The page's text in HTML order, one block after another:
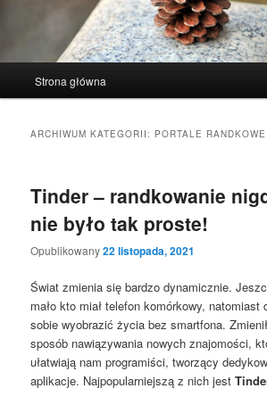
Strona główna
ARCHIWUM KATEGORII: PORTALE RANDKOWE
Tinder – randkowanie
nie było tak proste!
Opublikowany22 listopada, 2021
Świat zmienia się bardzo dynamicznie.
mało kto miał telefon komórkowy, natomiast
sobie wyobrazić życia bez smartfona.
sposób nawiązywania nowych znajomości,
ułatwiają nam programiści, tworzący
aplikacje. Najpopularniejszą z nich jest